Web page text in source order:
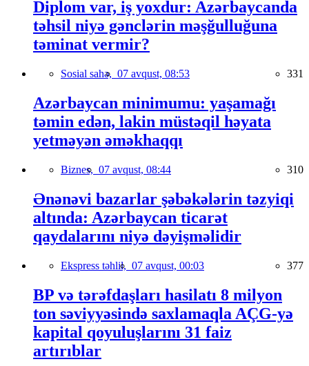
Diplom var, iş yoxdur: Azərbaycanda
təhsil niyə gənclərin məşğulluğuna
təminat vermir?
Sosial sahə, 07 avqust, 08:53 331
Azərbaycan minimumu: yaşamağı
təmin edən, lakin müstəqil həyata
yetməyən əməkhaqqı
Biznes, 07 avqust, 08:44 310
Ənənəvi bazarlar şəbəkələrin təzyiqi
altında: Azərbaycan ticarət
qaydalarını niyə dəyişməlidir
Ekspress təhlil, 07 avqust, 00:03 377
BP və tərəfdaşları hasilatı 8 milyon
ton səviyyəsində saxlamaqla AÇG-yə
kapital qoyuluşlarını 31 faiz
artırıblar